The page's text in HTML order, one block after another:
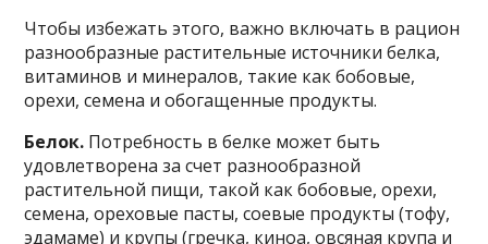
Чтобы избежать этого, важно включать в рацион
разнообразные растительные источники белка,
витаминов и минералов, такие как бобовые,
орехи, семена и обогащенные продукты.
Белок. Потребность в белке может быть
удовлетворена за счет разнообразной
растительной пищи, такой как бобовые, орехи,
семена, ореховые пасты, соевые продукты (тофу,
эдамаме) и крупы (гречка, киноа, овсяная крупа и